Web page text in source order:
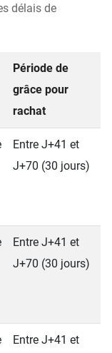
délais de
Période de
grâce pour
rachat
Entre J+41 et
J+70 (30 jours)
Entre J+41 et
J+70 (30 jours)
Entre J+41 et